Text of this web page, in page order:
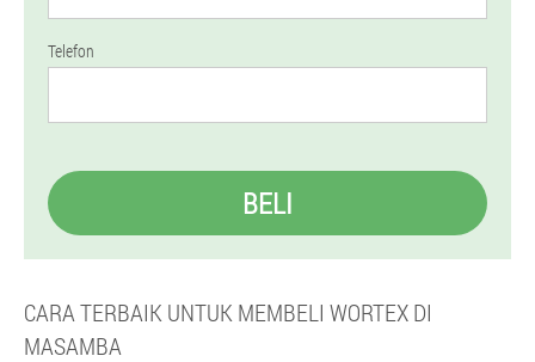
Telefon
BELI
CARA TERBAIK UNTUK MEMBELI WORTEX DI
MASAMBA